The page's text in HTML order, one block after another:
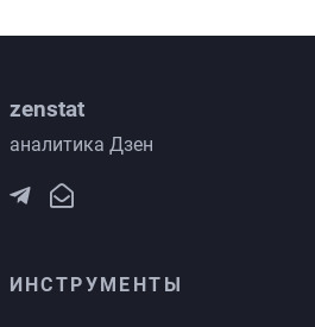
zenstat
аналитика Дзен
ИНСТРУМЕНТЫ